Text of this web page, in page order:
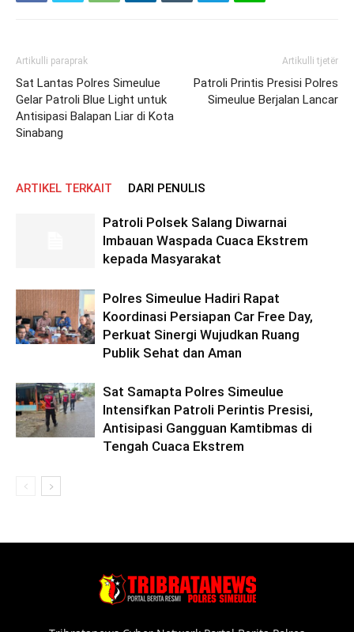
Artikulli paraprak
Sat Lantas Polres Simeulue
Gelar Patroli Blue Light untuk
Antisipasi Balapan Liar di Kota
Sinabang
Artikulli tjetër
Patroli Printis Presisi Polres
Simeulue Berjalan Lancar
ARTIKEL TERKAIT DARI PENULIS
Patroli Polsek Salang Diwarnai
Imbauan Waspada Cuaca Ekstrem
kepada Masyarakat
Polres Simeulue Hadiri Rapat
Koordinasi Persiapan Car Free Day,
Perkuat Sinergi Wujudkan Ruang
Publik Sehat dan Aman
Sat Samapta Polres Simeulue
Intensifkan Patroli Perintis Presisi,
Antisipasi Gangguan Kamtibmas di
Tengah Cuaca Ekstrem